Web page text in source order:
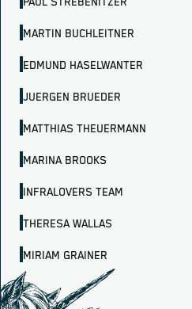
MARTIN BUCHLEITNER
EDMUND HASELWANTER
JUERGEN BRUEDER
MATTHIAS THEUERMANN
MARINA BROOKS
INFRALOVERS TEAM
THERESA WALLAS
MIRIAM GRAINER